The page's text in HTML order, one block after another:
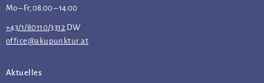
Mo – Fr, 08:00 – 14:00
+43/1/80110/3312 DW
office@akupunktur.at
Aktuelles